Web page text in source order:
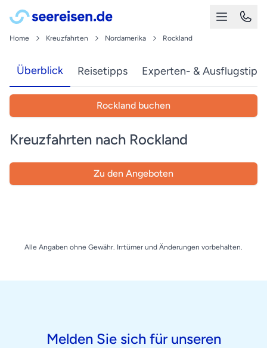
Home Kreuzfahrten Nordamerika Rockland
Überblick Reisetipps Experten- &
Rockland buchen
Kreuzfahrten nach Rockland
Zu den Angeboten
Alle Angaben ohne Gewähr. Irrtümer und Änderungen vorbehalten.
Melden Sie sich für unseren